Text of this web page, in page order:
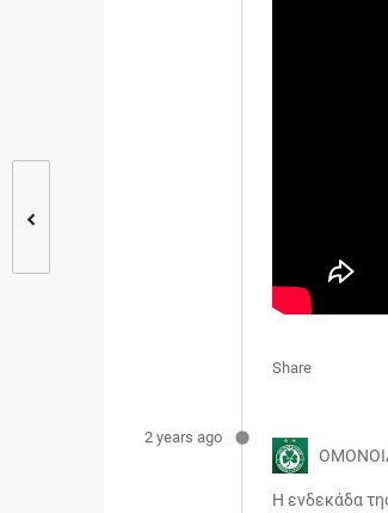
Share
2 years ago
Η ενδεκάδα